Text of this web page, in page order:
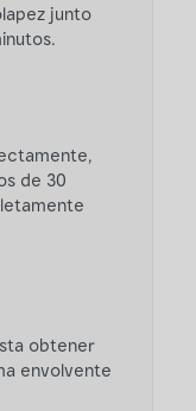
junto
de 30
obtener
envolvente